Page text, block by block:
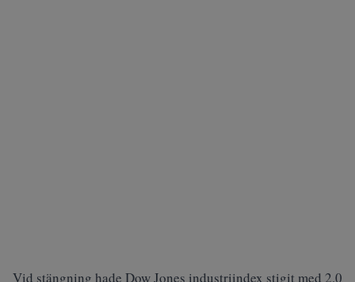
Vid stängning hade Dow Jones industriindex stigit med 2,0